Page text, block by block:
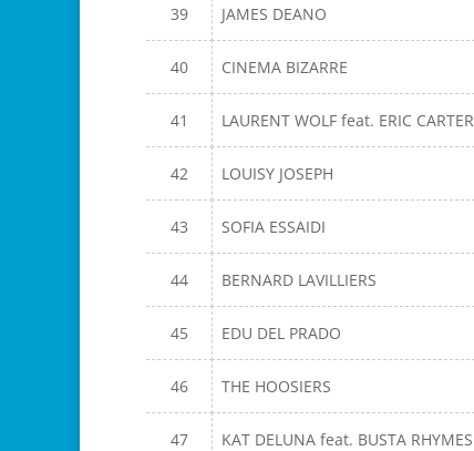
39 JAMES DEANO
40 CINEMA BIZARRE
41 LAURENT WOLF feat. ERIC CARTER
42 LOUISY JOSEPH
43 SOFIA ESSAIDI
44 BERNARD LAVILLIERS
45 EDU DEL PRADO
46 THE HOOSIERS
47 KAT DELUNA feat. BUSTA RHYMES